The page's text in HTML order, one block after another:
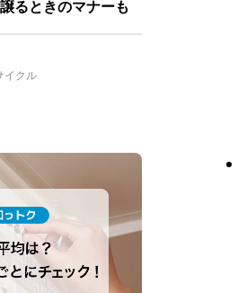
るときのマナーも
イクル